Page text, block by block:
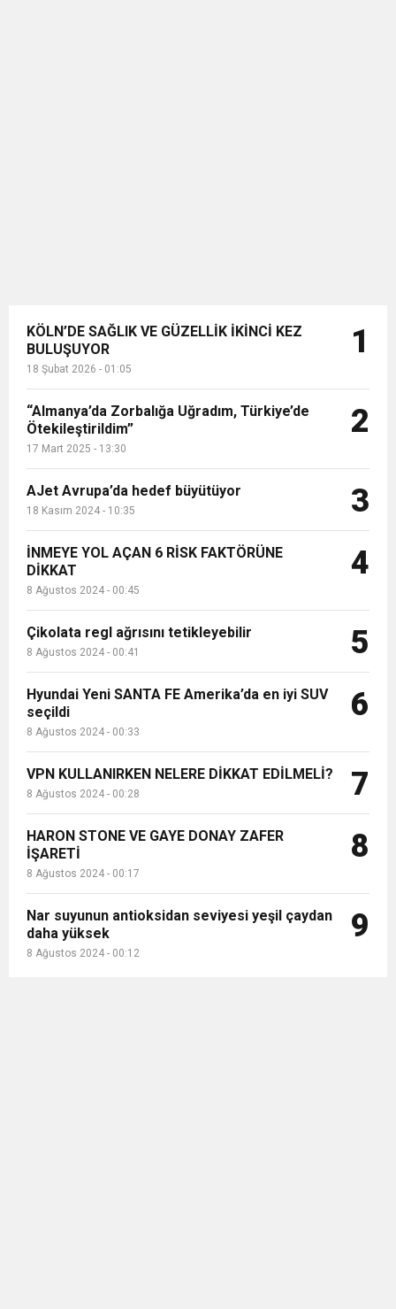
KÖLN’DE SAĞLIK VE GÜZELLİK İKİNCİ KEZ
BULUŞUYOR
18 Şubat 2026 - 01:05
1
“Almanya’da Zorbalığa Uğradım, Türkiye’de
Ötekileştirildim”
17 Mart 2025 - 13:30
2
AJet Avrupa’da hedef büyütüyor
18 Kasım 2024 - 10:35 3
İNMEYE YOL AÇAN 6 RİSK FAKTÖRÜNE
DİKKAT
8 Ağustos 2024 - 00:45
4
Çikolata regl ağrısını tetikleyebilir
8 Ağustos 2024 - 00:41 5
Hyundai Yeni SANTA FE Amerika’da en iyi SUV
seçildi
8 Ağustos 2024 - 00:33
6
VPN KULLANIRKEN NELERE DİKKAT EDİLMELİ?
8 Ağustos 2024 - 00:28 7
HARON STONE VE GAYE DONAY ZAFER
İŞARETİ
8 Ağustos 2024 - 00:17
8
Nar suyunun antioksidan seviyesi yeşil çaydan
daha yüksek
8 Ağustos 2024 - 00:12
9